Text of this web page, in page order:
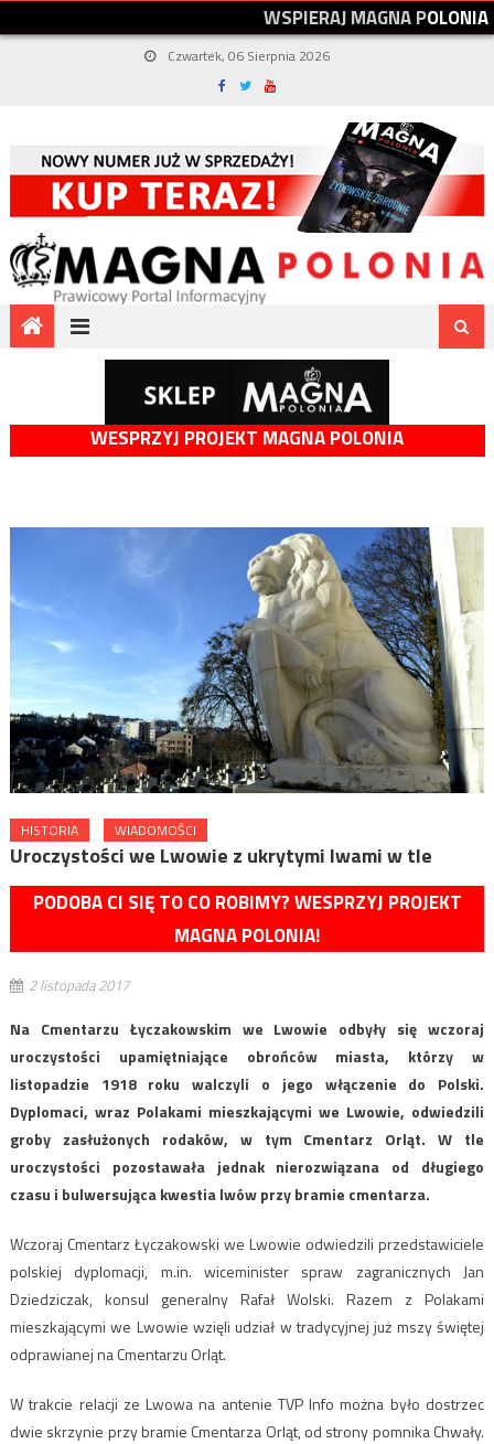
WSPIERAJMAGNAPOLONIA
Czwartek, 06 Sierpnia 2026
WESPRZYJ PROJEKT MAGNA POLONIA
HISTORIA WIADOMOŚCI
Uroczystości we Lwowie z ukrytymi lwami w tle
PODOBA CI SIĘ TO CO ROBIMY? WESPRZYJ PROJEKT
MAGNA POLONIA!
2 listopada 2017
Na Cmentarzu Łyczakowskim we Lwowie odbyły się wczoraj
uroczystości upamiętniające obrońców miasta, którzy w
listopadzie 1918 roku walczyli o jego włączenie do Polski.
Dyplomaci, wraz Polakami mieszkającymi we Lwowie, odwiedzili
groby zasłużonych rodaków, w tym Cmentarz Orląt. W tle
uroczystości pozostawała jednak nierozwiązana od długiego
czasu i bulwersująca kwestia lwów przy bramie cmentarza.
Wczoraj Cmentarz Łyczakowski we Lwowie odwiedzili przedstawiciele
polskiej dyplomacji, m.in. wiceminister spraw zagranicznych Jan
Dziedziczak, konsul generalny Rafał Wolski. Razem z Polakami
mieszkającymi we Lwowie wzięli udział w tradycyjnej już mszy świętej
odprawianej na Cmentarzu Orląt.
W trakcie relacji ze Lwowa na antenie TVP Info można było dostrzec
dwie skrzynie przy bramie Cmentarza Orląt, od strony pomnika Chwały.